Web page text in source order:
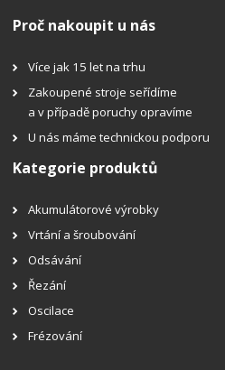
Proč nakoupit u nás
Více jak 15 let na trhu
Zakoupené stroje seřídíme
a v případě poruchy opravíme
U nás máme technickou podporu
Kategorie produktů
Akumulátorové výrobky
Vrtání a šroubování
Odsávání
Řezání
Oscilace
Frézování